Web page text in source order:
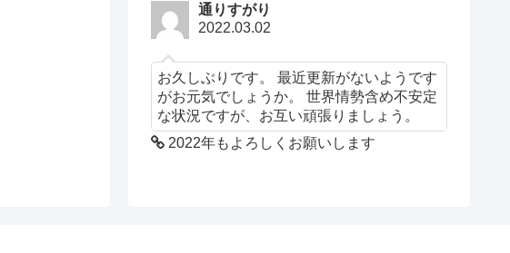
通りすがり
2022.03.02
お久しぶりです。 最近更新がないようです
がお元気でしょうか。 世界情勢含め不安定
な状況ですが、お互い頑張りましょう。
2022年もよろしくお願いします